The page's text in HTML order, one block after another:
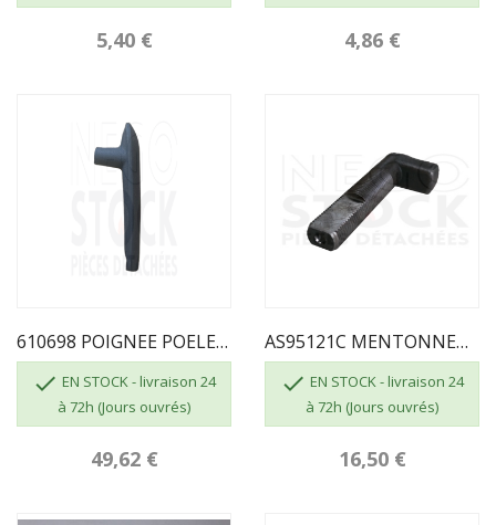
5,40 € 4,86 €
610698 POIGNEE POELE BALAMI / CHATEL INVICTA
 EN STOCK - livraison 24
à 72h (Jours ouvrés)
49,62 €
AS95121C MENTONNET DE FERMETURE INVICTA
 EN STOCK - livraison 24
à 72h (Jours ouvrés)
16,50 €